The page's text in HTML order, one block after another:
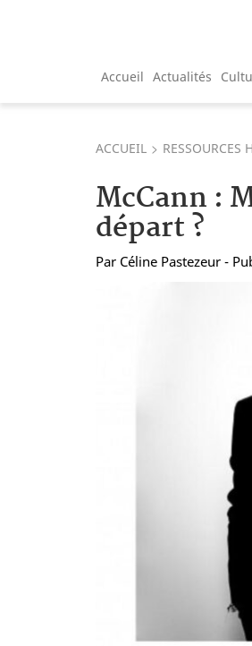
Accueil Actualités
ACCUEIL RESSOURCES
McCann :
départ ?
Par Céline Pastezeur -